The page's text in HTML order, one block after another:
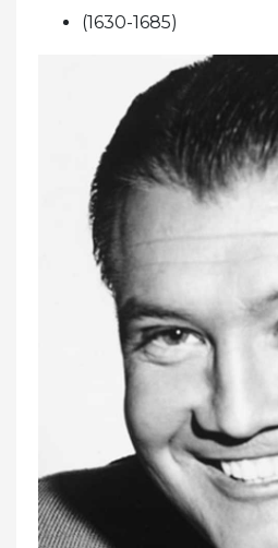
(1630-1685)